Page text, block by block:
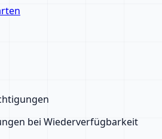
bei Wiederverfügbarkeit